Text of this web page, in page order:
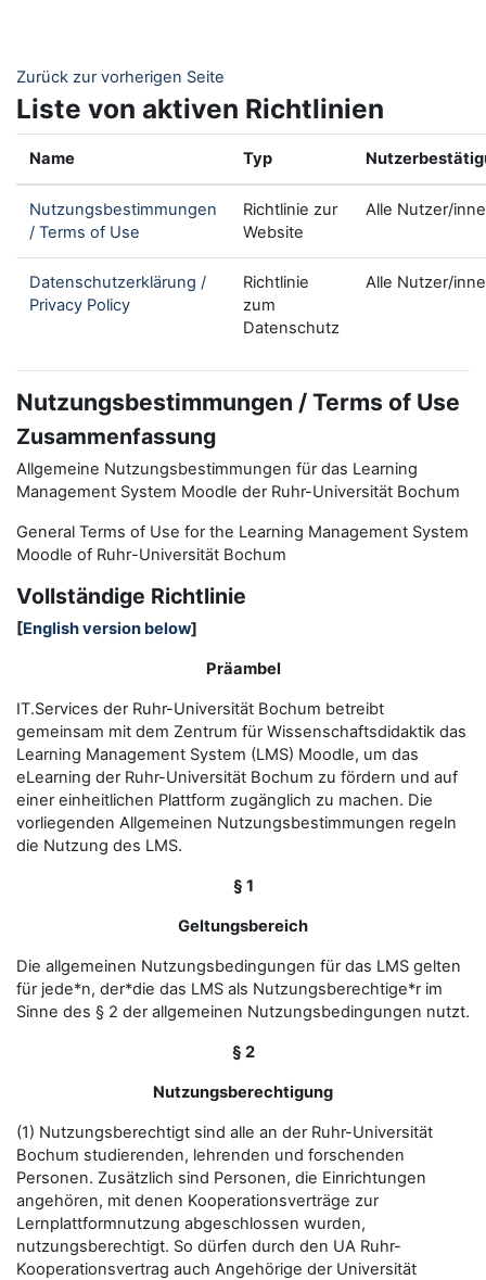
Zurück zur vorherigen Seite
Liste von aktiven Richtlinien
Name Typ
Nutzungsbestimmungen
/ Terms of Use
Richtlinie zur
Website
Alle Nutzer/
Datenschutzerklärung /
Privacy Policy
Richtlinie
zum
Datenschutz
Alle Nutzer/
Nutzungsbestimmungen / Terms of Use
Zusammenfassung
Allgemeine Nutzungsbestimmungen für das Learning
Management System Moodle der Ruhr-Universität Bochum
General Terms of Use for the Learning Management System
Moodle of Ruhr-Universität Bochum
Vollständige Richtlinie
[English version below]
Präambel
IT.Services der Ruhr-Universität Bochum betreibt
gemeinsam mit dem Zentrum für Wissenschaftsdidaktik das
Learning Management System (LMS) Moodle, um das
eLearning der Ruhr-Universität Bochum zu fördern und auf
einer einheitlichen Plattform zugänglich zu machen. Die
vorliegenden Allgemeinen Nutzungsbestimmungen regeln
die Nutzung des LMS.
§ 1
Geltungsbereich
Die allgemeinen Nutzungsbedingungen für das LMS gelten
für jede*n, der*die das LMS als Nutzungsberechtige*r im
Sinne des § 2 der allgemeinen Nutzungsbedingungen nutzt.
§ 2
Nutzungsberechtigung
(1) Nutzungsberechtigt sind alle an der Ruhr-Universität
Bochum studierenden, lehrenden und forschenden
Personen. Zusätzlich sind Personen, die Einrichtungen
angehören, mit denen Kooperationsverträge zur
Lernplattformnutzung abgeschlossen wurden,
nutzungsberechtigt. So dürfen durch den UA Ruhr-
Kooperationsvertrag auch Angehörige der Universität